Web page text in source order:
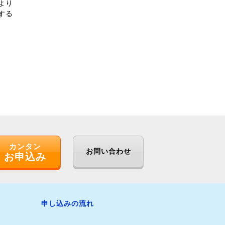
り
る
カンタン
お申込み お問い合わせ
申し込みの流れ